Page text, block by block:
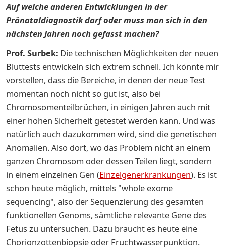
Auf welche anderen Entwicklungen in der
Pränataldiagnostik darf oder muss man sich in den
nächsten Jahren noch gefasst machen?
Prof. Surbek: Die technischen Möglichkeiten der neuen
Bluttests entwickeln sich extrem schnell. Ich könnte mir
vorstellen, dass die Bereiche, in denen der neue Test
momentan noch nicht so gut ist, also bei
Chromosomenteilbrüchen, in einigen Jahren auch mit
einer hohen Sicherheit getestet werden kann. Und was
natürlich auch dazukommen wird, sind die genetischen
Anomalien. Also dort, wo das Problem nicht an einem
ganzen Chromosom oder dessen Teilen liegt, sondern
in einem einzelnen Gen (Einzelgenerkrankungen). Es ist
schon heute möglich, mittels "whole exome
sequencing", also der Sequenzierung des gesamten
funktionellen Genoms, sämtliche relevante Gene des
Fetus zu untersuchen. Dazu braucht es heute eine
Chorionzottenbiopsie oder Fruchtwasserpunktion.